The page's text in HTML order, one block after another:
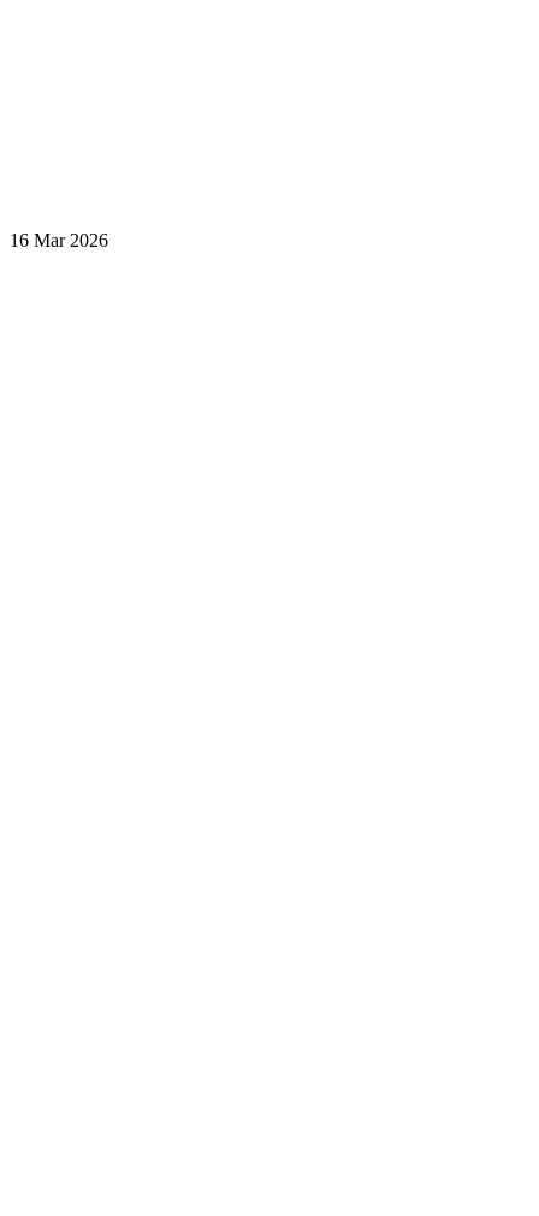
16 Mar 2026